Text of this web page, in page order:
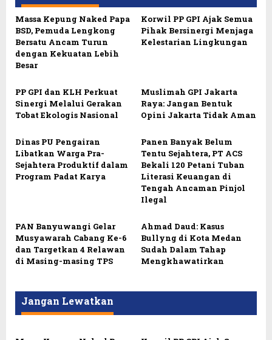
Massa Kepung Naked Papa
BSD, Pemuda Lengkong
Bersatu Ancam Turun
dengan Kekuatan Lebih
Besar
Korwil PP GPI Ajak Semua
Pihak Bersinergi Menjaga
Kelestarian Lingkungan
PP GPI dan KLH Perkuat
Sinergi Melalui Gerakan
Tobat Ekologis Nasional
Muslimah GPI Jakarta
Raya: Jangan Bentuk
Opini Jakarta Tidak Aman
Dinas PU Pengairan
Libatkan Warga Pra-
Sejahtera Produktif dalam
Program Padat Karya
Panen Banyak Belum
Tentu Sejahtera, PT ACS
Bekali 120 Petani Tuban
Literasi Keuangan di
Tengah Ancaman Pinjol
Ilegal
PAN Banyuwangi Gelar
Musyawarah Cabang Ke-6
dan Targetkan 4 Relawan
di Masing-masing TPS
Ahmad Daud: Kasus
Bullyng di Kota Medan
Sudah Dalam Tahap
Mengkhawatirkan
Jangan Lewatkan